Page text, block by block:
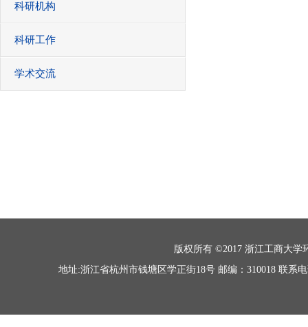
科研机构
科研工作
学术交流
版权所有 ©2017 浙江工商大学
地址:浙江省杭州市钱塘区学正街18号 邮编：310018 联系